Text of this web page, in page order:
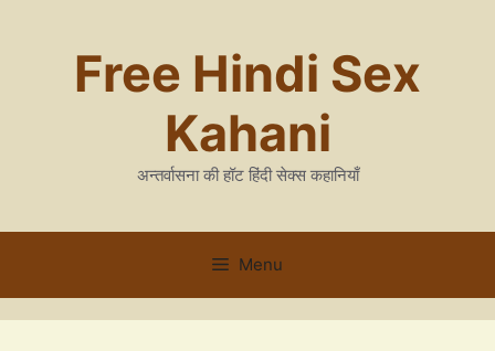
Free Hindi Sex
Kahani
अन्तर्वासना की हॉट हिंदी सेक्स कहानियाँ
Menu